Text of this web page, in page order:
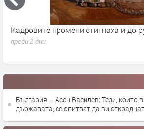
Кадровите промени стигнаха и до
преди 2 дни
България – Асен Василев: Тези, които
държавата, се опитват да ви